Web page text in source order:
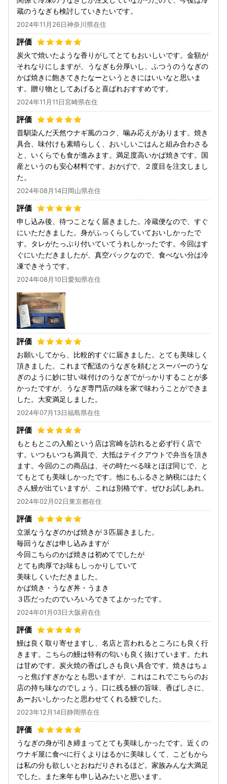
蔵のうなぎも検討していきたいです。
2024年11月26日神奈川県在住
炭火で焼いたような香りがしてとてもおいしいです。金額が
それなりにしますが、うなぎも分厚いし、ふつうのうなぎの
かば焼きに飽きてきたなーというときにはいいなと思いま
す。贈り物としてあげると喜ばれおすすめです。
2024年11月11日宮崎県在住
昔馴染んだ天然ウナギ風のコク、噛み応えがあります。焼き
具合、味付けも素晴らしく、おいしいごはんと組み合わさる
と、いくらでも食が進みます。満足度高いかば焼きです。国
産というのも安心材料です。おかげで、２度目を注文しまし
た。
2024年08月14日岡山県在住
申し込み後、待つことなく届きました。冷蔵便なので、すぐ
にいただきました。身がふっくらしていておいしかったで
す。タレがたっぷり付いていてうれしかったです。今回はす
ぐにいただきましたが、真空パックなので、食べない分は冷
凍できそうです。
2024年08月10日愛知県在住
お願いしてから、比較的すぐに届きました。とても美味しく
頂きました。これまで配送のうなぎを頼むとスーパーのうな
ぎのように妙に甘い味付けのうなぎでがっかりすることが多
かったですが、うなぎ専門店の味を家で味わうことができま
した。大変満足しました。
2024年07月13日福島県在住
もともとこの入船という店は宮崎を訪れると必ず行く店で
す。いつもいつも満員で、大抵はテイクアウトで弁当を頂き
ます。今回のこの商品は、その時たべる味とほぼ同じで、と
てもとても美味しかったです。他にもふるさと納税にはたく
さん鰻が出ていますが、これは別格です。ぜひお試しあれ。
2024年02月02日東京都在住
立派なうなぎのかば焼きが３匹届きました。
毎回うなぎは申し込みますが
今回こちらのかば焼きは初めてでしたが
とても肉厚でお味もしっかりしていて
美味しくいただきました。
かば焼き・うなぎ丼・うまき
３匹だったのでいろいろできてよかったです。
2024年01月03日大阪府在住
鰻は良く取り寄せますし、名店と言われるところにも良く行
きます。こちらの鰻は特有の匂いも良く抜けています。たれ
は甘めです。炭火焼の香ばしさも良い具合です。焼きはちょ
っと焦げすぎかなとも思いますが、これはこれでこちらのお
店の持ち味なのでしょう。口に残る鰻の旨味、香ばしさに、
あーおいしかったと思わせてくれる鰻でした。
2023年12月14日静岡県在住
うなぎの身が引き締まってとても美味しかったです。近くの
ウナギ屋に食べに行くよりはるかに美味しくて、こどもから
は私の分も欲しいとおねだりされるほど。家族みんな大満足
でした。また来年も申し込みたいと思います。